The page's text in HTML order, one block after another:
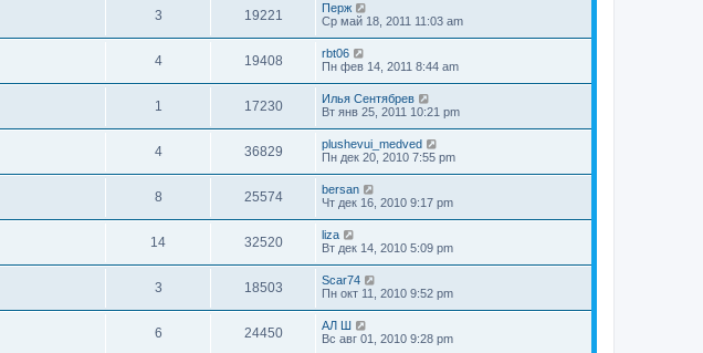
3 19221
Перж
Ср май 18, 2011 11:03 am
4 19408
rbt06
Пн фев 14, 2011 8:44 am
1 17230
Илья Сентябрев
Вт янв 25, 2011 10:21 pm
4 36829
plushevui_medved
Пн дек 20, 2010 7:55 pm
8 25574
bersan
Чт дек 16, 2010 9:17 pm
14 32520
liza
Вт дек 14, 2010 5:09 pm
3 18503
Scar74
Пн окт 11, 2010 9:52 pm
6 24450
АЛ Ш
Вс авг 01, 2010 9:28 pm